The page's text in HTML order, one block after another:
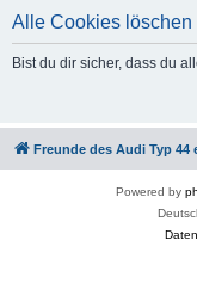
Alle Cookies löschen
Bist du dir sicher, dass du
Freunde des Audi Typ 44
Powered by